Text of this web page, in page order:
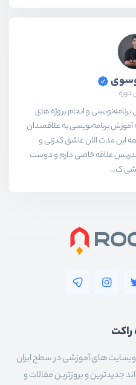
حال برنامه‌نویسی و انجام پروژه های
هست که آموزش برنامه‌نویسی به علاقمندان
این مدت الان عاشق کدزنی و
علاقه خاصی دارم و دوست
ک...
راکت
وبسایت های آموزشی در سطح ایران
جدیدترین و بروزترین مقالات و